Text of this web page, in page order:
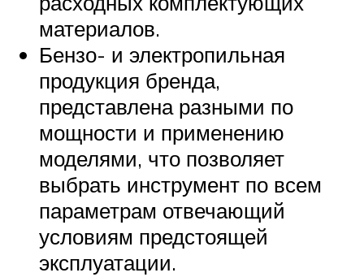
материалов.
Бензо- и электропильная
продукция бренда,
представлена разными по
мощности и применению
моделями, что позволяет
выбрать инструмент по всем
параметрам отвечающий
условиям предстоящей
эксплуатации.